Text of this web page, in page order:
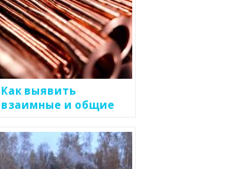
Как выявить
взаимные и общие
партнерами в
области
металоизделий